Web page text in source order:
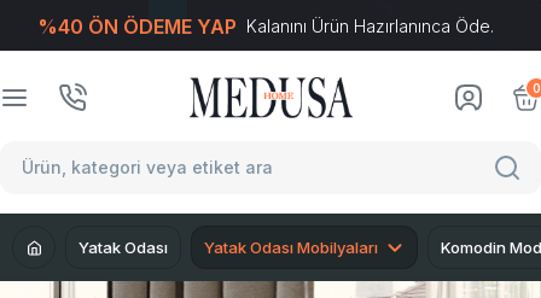
%40 ÖN ÖDEME YAP Kalanını Ürün Hazırlanınca Öde.
0
Yatak Odası Yatak Odası Mobilyaları Komodin
T-Soft E-Ticaret Sistemleriyle Hazırlanmıştır.